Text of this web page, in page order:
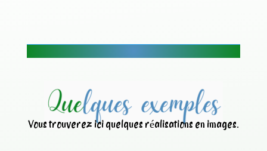
Vous trouverez ici quelques réalisations en images.